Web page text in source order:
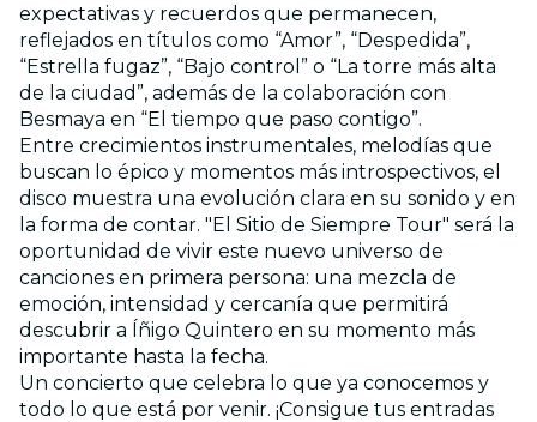
expectativas y recuerdos que permanecen,
reflejados en títulos como “Amor”, “Despedida”,
“Estrella fugaz”, “Bajo control” o “La torre más alta
de la ciudad”, además de la colaboración con
Besmaya en “El tiempo que paso contigo”.
Entre crecimientos instrumentales, melodías que
buscan lo épico y momentos más introspectivos, el
disco muestra una evolución clara en su sonido y en
la forma de contar. "El Sitio de Siempre Tour" será la
oportunidad de vivir este nuevo universo de
canciones en primera persona: una mezcla de
emoción, intensidad y cercanía que permitirá
descubrir a Íñigo Quintero en su momento más
importante hasta la fecha.
Un concierto que celebra lo que ya conocemos y
todo lo que está por venir. ¡Consigue tus entradas